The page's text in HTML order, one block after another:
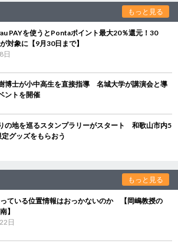
もっと見る
PAYを使うとPontaポイント最大20％還元！30
対象に【9月30日まで】
日
博士が小中高生を直接指導 名城大学が講演会と導
ントを開催
の地を巡るスタンプラリーがスタート 和歌山市内5
グッズをもらおう
もっと見る
ている位置情報はおっかないのか 【岡嶋教授の
】
日